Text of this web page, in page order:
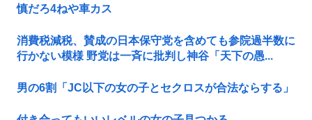
慎だろ4ねや車カス
消費税減税、賛成の日本保守党を含めても参院過半数に
行かない模様 野党は一斉に批判し神谷「天下の愚...
男の6割「JC以下の女の子とセクロスが合法ならする」